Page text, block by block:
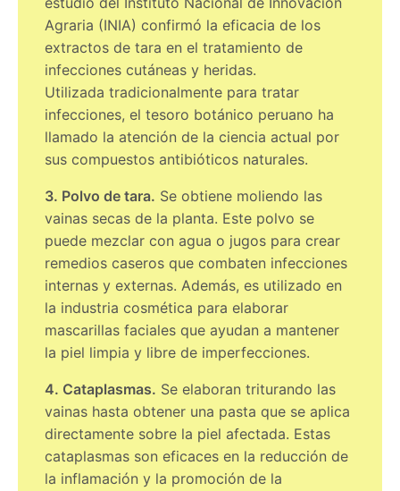
Agraria (INIA) confirmó la eficacia de los
extractos de tara en el tratamiento de
infecciones cutáneas y heridas.
Utilizada tradicionalmente para tratar
infecciones, el tesoro botánico peruano ha
llamado la atención de la ciencia actual por
sus compuestos antibióticos naturales.
3. Polvo de tara. Se obtiene moliendo las
vainas secas de la planta. Este polvo se
puede mezclar con agua o jugos para crear
remedios caseros que combaten infecciones
internas y externas. Además, es utilizado en
la industria cosmética para elaborar
mascarillas faciales que ayudan a mantener
la piel limpia y libre de imperfecciones.
4. Cataplasmas. Se elaboran triturando las
vainas hasta obtener una pasta que se aplica
directamente sobre la piel afectada. Estas
cataplasmas son eficaces en la reducción de
la inflamación y la promoción de la